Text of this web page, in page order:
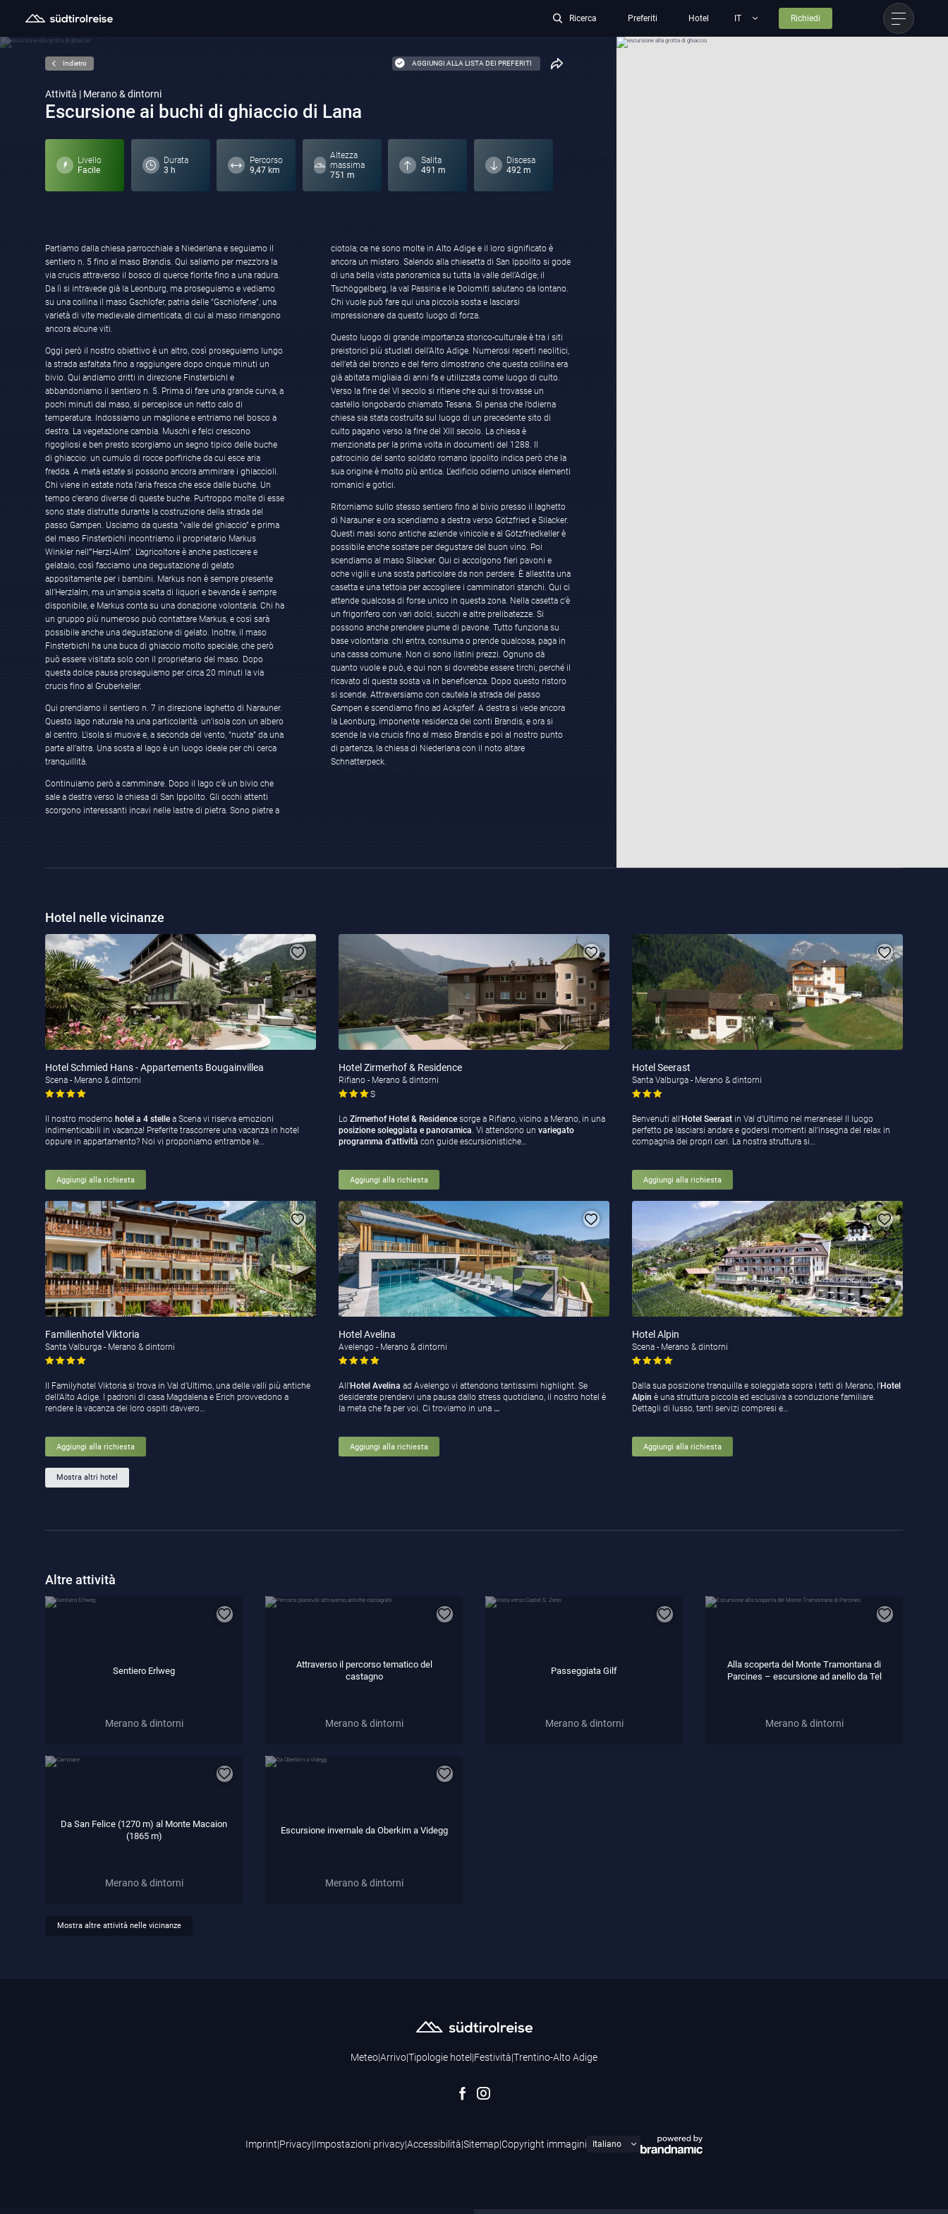
Ricerca Preferiti Hotel Richiedi
AGGIUNGI ALLA LISTA DEI PREFERITI
Indietro
Attività | Merano & dintorni
Escursione ai buchi di ghiaccio di Lana
Livello
Facile
Durata
3 h
Percorso
9,47 km
Altezza
massima
751 m
Salita
491 m
Discesa
492 m
Partiamo dalla chiesa parrocchiale a Niederlana e seguiamo il
sentiero n. 5 fino al maso Brandis. Qui saliamo per mezz’ora la
via crucis attraverso il bosco di querce fiorite fino a una radura.
Da lì si intravede già la Leonburg, ma proseguiamo e vediamo
su una collina il maso Gschlofer, patria delle “Gschlofene”, una
varietà di vite medievale dimenticata, di cui al maso rimangono
ancora alcune viti.
Oggi però il nostro obiettivo è un altro, così proseguiamo lungo
la strada asfaltata fino a raggiungere dopo cinque minuti un
bivio. Qui andiamo dritti in direzione Finsterbichl e
abbandoniamo il sentiero n. 5. Prima di fare una grande curva, a
pochi minuti dal maso, si percepisce un netto calo di
temperatura. Indossiamo un maglione e entriamo nel bosco a
destra. La vegetazione cambia. Muschi e felci crescono
rigogliosi e ben presto scorgiamo un segno tipico delle buche
di ghiaccio: un cumulo di rocce porfiriche da cui esce aria
fredda. A metà estate si possono ancora ammirare i ghiaccioli.
Chi viene in estate nota l’aria fresca che esce dalle buche. Un
tempo c’erano diverse di queste buche. Purtroppo molte di esse
sono state distrutte durante la costruzione della strada del
passo Gampen. Usciamo da questa “valle del ghiaccio” e prima
del maso Finsterbichl incontriamo il proprietario Markus
Winkler nell’“Herzl-Alm”. L’agricoltore è anche pasticcere e
gelataio, così facciamo una degustazione di gelato
appositamente per i bambini. Markus non è sempre presente
all’Herzlalm, ma un’ampia scelta di liquori e bevande è sempre
disponibile, e Markus conta su una donazione volontaria. Chi ha
un gruppo più numeroso può contattare Markus, e così sarà
possibile anche una degustazione di gelato. Inoltre, il maso
Finsterbichl ha una buca di ghiaccio molto speciale, che però
può essere visitata solo con il proprietario del maso. Dopo
questa dolce pausa proseguiamo per circa 20 minuti la via
crucis fino al Gruberkeller.
Qui prendiamo il sentiero n. 7 in direzione laghetto di Narauner.
Questo lago naturale ha una particolarità: un’isola con un albero
al centro. L’isola si muove e, a seconda del vento, “nuota” da una
parte all’altra. Una sosta al lago è un luogo ideale per chi cerca
tranquillità.
Continuiamo però a camminare. Dopo il lago c’è un bivio che
sale a destra verso la chiesa di San Ippolito. Gli occhi attenti
scorgono interessanti incavi nelle lastre di pietra. Sono pietre a
ciotola; ce ne sono molte in Alto Adige e il loro significato è
ancora un mistero. Salendo alla chiesetta di San Ippolito si gode
di una bella vista panoramica su tutta la valle dell’Adige; il
Tschöggelberg, la val Passiria e le Dolomiti salutano da lontano.
Chi vuole può fare qui una piccola sosta e lasciarsi
impressionare da questo luogo di forza.
Questo luogo di grande importanza storico-culturale è tra i siti
preistorici più studiati dell’Alto Adige. Numerosi reperti neolitici,
dell’età del bronzo e del ferro dimostrano che questa collina era
già abitata migliaia di anni fa e utilizzata come luogo di culto.
Verso la fine del VI secolo si ritiene che qui si trovasse un
castello longobardo chiamato Tesana. Si pensa che l’odierna
chiesa sia stata costruita sul luogo di un precedente sito di
culto pagano verso la fine del XIII secolo. La chiesa è
menzionata per la prima volta in documenti del 1288. Il
patrocinio del santo soldato romano Ippolito indica però che la
sua origine è molto più antica. L’edificio odierno unisce elementi
romanici e gotici.
Ritorniamo sullo stesso sentiero fino al bivio presso il laghetto
di Narauner e ora scendiamo a destra verso Götzfried e Silacker.
Questi masi sono antiche aziende vinicole e al Götzfriedkeller è
possibile anche sostare per degustare del buon vino. Poi
scendiamo al maso Silacker. Qui ci accolgono fieri pavoni e
oche vigili e una sosta particolare da non perdere. È allestita una
casetta e una tettoia per accogliere i camminatori stanchi. Qui ci
attende qualcosa di forse unico in questa zona. Nella casetta c’è
un frigorifero con vari dolci, succhi e altre prelibatezze. Si
possono anche prendere piume di pavone. Tutto funziona su
base volontaria: chi entra, consuma o prende qualcosa, paga in
una cassa comune. Non ci sono listini prezzi. Ognuno dà
quanto vuole e può, e qui non si dovrebbe essere tirchi, perché il
ricavato di questa sosta va in beneficenza. Dopo questo ristoro
si scende. Attraversiamo con cautela la strada del passo
Gampen e scendiamo fino ad Ackpfeif. A destra si vede ancora
la Leonburg, imponente residenza dei conti Brandis, e ora si
scende la via crucis fino al maso Brandis e poi al nostro punto
di partenza, la chiesa di Niederlana con il noto altare
Schnatterpeck.
Hotel nelle vicinanze
Hotel Schmied Hans - Appartements Bougainvillea
Scena - Merano & dintorni
Il nostro moderno hotel a 4 stelle a Scena vi riserva emozioni
indimenticabili in vacanza! Preferite trascorrere una vacanza in hotel
oppure in appartamento? Noi vi proponiamo entrambe le…
Aggiungi alla richiesta
Hotel Zirmerhof & Residence
Rifiano - Merano & dintorni
S
LoZirmerhof Hotel & Residence sorge a Rifiano, vicino a Merano, in una
posizione soleggiata e panoramica. Vi attendono un variegato
programma d'attività con guide escursionistiche…
Aggiungi alla richiesta
Hotel Seerast
Santa Valburga - Merano & dintorni
Benvenuti all’Hotel Seerastin Val d’Ultimo nel meranese! Il luogo
perfetto pe lasciarsi andare e godersi momenti all’insegna del relax in
compagnia dei propri cari. La nostra struttura si…
Aggiungi alla richiesta
Familienhotel Viktoria
Santa Valburga - Merano & dintorni
Il Familyhotel Viktoria si trova in Val d’Ultimo, una delle valli più antiche
dell’Alto Adige. I padroni di casa Magdalena e Erich provvedono a
rendere la vacanza dei loro ospiti davvero…
Aggiungi alla richiesta
Hotel Avelina
Avelengo - Merano & dintorni
All’Hotel Avelina ad Avelengo vi attendono tantissimi highlight. Se
desiderate prendervi una pausa dallo stress quotidiano, il nostro hotel è
la meta che fa per voi. Ci troviamo in una …
Aggiungi alla richiesta
Hotel Alpin
Scena - Merano & dintorni
Dalla sua posizione tranquilla e soleggiata sopra i tetti di Merano, l’Hotel
Alpin è una struttura piccola ed esclusiva a conduzione familiare.
Dettagli di lusso, tanti servizi compresi e…
Aggiungi alla richiesta
Mostra altri hotel
Altre attività
Sentiero Erlweg
Merano & dintorni
Attraverso il percorso tematico del
castagno
Merano & dintorni
Passeggiata Gilf
Merano & dintorni
Alla scoperta del Monte Tramontana di
Parcines – escursione ad anello da Tel
Merano & dintorni
Da San Felice (1270 m) al Monte Macaion
(1865 m)
Merano & dintorni
Escursione invernale da Oberkirn a Videgg
Merano & dintorni
Mostra altre attività nelle vicinanze
Meteo|Arrivo|Tipologie hotel |Festività|Trentino-Alto Adige
Imprint|Privacy|Impostazioni privacy|Accessibilità|Sitemap|Copyright immagini